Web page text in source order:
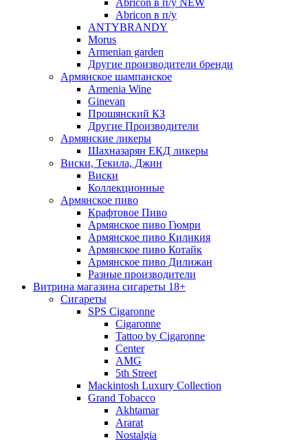
Abricon в п/у NEW
Abricon в п/у
ANTYBRANDY
Morus
Armenian garden
Другие производители бренди
Армянское шампанское
Armenia Wine
Ginevan
Прошянский КЗ
Другие Производители
Армянские ликеры
Шахназарян ЕКД ликеры
Виски, Текила, Джин
Виски
Коллекционные
Армянское пиво
Крафтовое Пиво
Армянское пиво Гюмри
Армянское пиво Киликия
Армянское пиво Котайк
Армянское пиво Дилижан
Разные производители
Витрина магазина сигареты 18+
Cигареты
SPS Cigaronne
Сigaronne
Tattoo by Cigaronne
Center
AMG
5th Street
Mackintosh Luxury Collection
Grand Tobacco
Akhtamar
Ararat
Nostalgia